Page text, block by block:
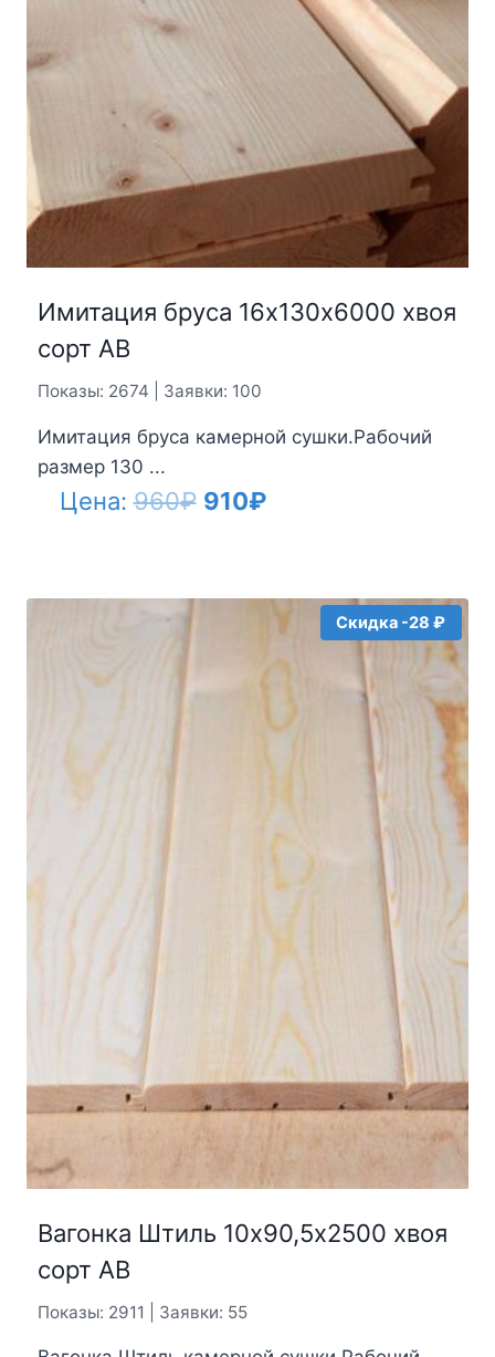
Имитация бруса 16х130х6000 хвоя
сорт АВ
Показы: 2674 | Заявки: 100
Имитация бруса камерной сушки.Рабочий
размер 130 ...
Цена:960₽ Первоначальная
910₽Текущая
Скидка -28 ₽
Вагонка Штиль 10х90,5х2500 хвоя
сорт АВ
Показы: 2911 | Заявки: 55